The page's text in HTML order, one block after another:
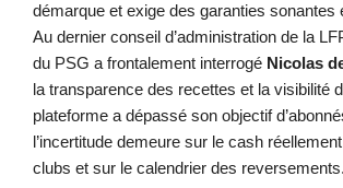
démarque et exige des garanties sonantes
Au dernier conseil d’administration de la
du PSG a frontalement interrogé Nicolas
la transparence des recettes et la visibilité
plateforme a dépassé son objectif
l’incertitude demeure sur le cash
clubs et sur le calendrier des reversements.